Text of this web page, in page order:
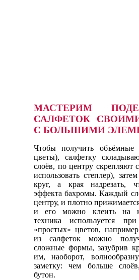
МАСТЕРИМ
САЛФЕТОК
С БОЛЬШИМИ
Чтобы получить объёмные
цветы), салфетку
слоёв, по центру скрепляют
использовать степлер),
круг, а края надрезать,
эффекта бахромы. Каждый
центру, и плотно
и его можно клеить на
техника используется при
«простых» цветов,
из салфеток можно
сложные формы, зазубрив
им, наоборот,
заметку: чем больше
бутон.